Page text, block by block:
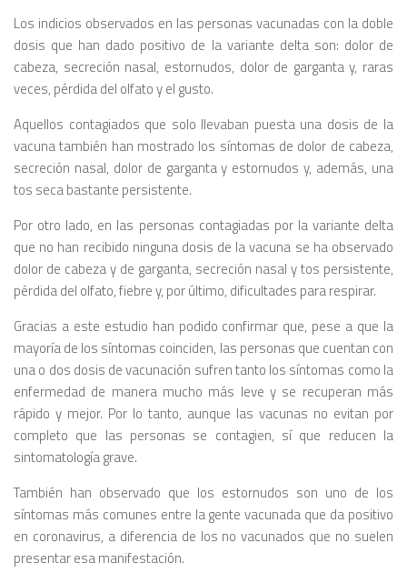
Los indicios observados en las personas vacunadas con la doble
dosis que han dado positivo de la variante delta son: dolor de
cabeza, secreción nasal, estornudos, dolor de garganta y, raras
veces, pérdida del olfato y el gusto.
Aquellos contagiados que solo llevaban puesta una dosis de la
vacuna también han mostrado los síntomas de dolor de cabeza,
secreción nasal, dolor de garganta y estornudos y, además, una
tos seca bastante persistente.
Por otro lado, en las personas contagiadas por la variante delta
que no han recibido ninguna dosis de la vacuna se ha observado
dolor de cabeza y de garganta, secreción nasal y tos persistente,
pérdida del olfato, fiebre y, por último, dificultades para respirar.
Gracias a este estudio han podido confirmar que, pese a que la
mayoría de los síntomas coinciden, las personas que cuentan con
una o dos dosis de vacunación sufren tanto los síntomas como la
enfermedad de manera mucho más leve y se recuperan más
rápido y mejor. Por lo tanto, aunque las vacunas no evitan por
completo que las personas se contagien, sí que reducen la
sintomatología grave.
También han observado que los estornudos son uno de los
síntomas más comunes entre la gente vacunada que da positivo
en coronavirus, a diferencia de los no vacunados que no suelen
presentar esa manifestación.